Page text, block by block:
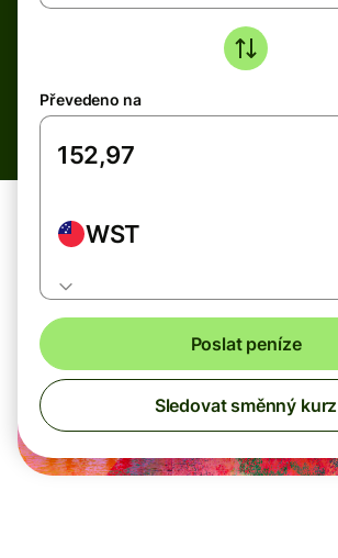
Převedeno na
WST
Poslat peníze
Sledovat směnný kurz